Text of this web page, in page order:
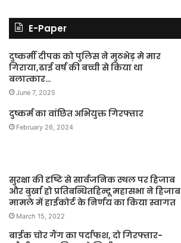
E-Paper
दुष्कर्मी दीपक को पुलिस ने मुठभेड़ मे मार
गिराया,ढाई वर्ष की बच्ची से किया था
बलात्कार…
June 7, 2025
दुष्कर्म का वांछित अभियुक्त गिरफ्तार
February 26, 2024
सुरक्षा की दृष्टि से सार्वजनिक स्थल पर हिजाब
और बुर्खा हो प्रतिबन्धितहिन्दू महासभा ने हिजाब
मामले में हाईकोर्ट के निर्णय का किया स्वागत
March 15, 2022
बाईक चोर गैंग का पर्दाफश, दो गिरफ्तार-